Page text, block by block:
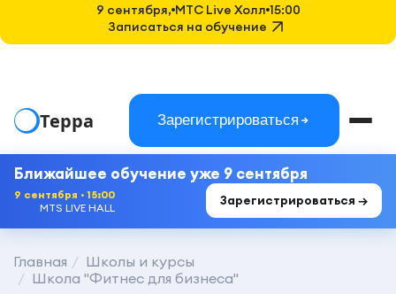
Терра Зарегистрироваться
Ближайшее обучение уже 9 сентября
9 сентября · 15:00
MTS LIVE HALL
Зарегистрироваться →
Главная
Школы и курсы
Школа "Фитнес для бизнеса"
9 сентября, MTC Live Холл 15:00
Записаться на обучение